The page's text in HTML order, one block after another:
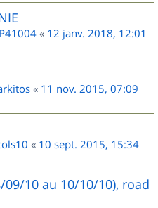
« 12 janv. 2018, 12:01
« 11 nov. 2015, 07:09
« 10 sept. 2015, 15:34
10 au 10/10/10), road